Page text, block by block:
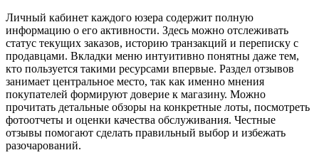
Личный кабинет каждого юзера содержит полную
информацию о его активности. Здесь можно отслеживать
статус текущих заказов, историю транзакций и переписку с
продавцами. Вкладки меню интуитивно понятны даже тем,
кто пользуется такими ресурсами впервые. Раздел отзывов
занимает центральное место, так как именно мнения
покупателей формируют доверие к магазину. Можно
прочитать детальные обзоры на конкретные лоты, посмотреть
фотоотчеты и оценки качества обслуживания. Честные
отзывы помогают сделать правильный выбор и избежать
разочарований.